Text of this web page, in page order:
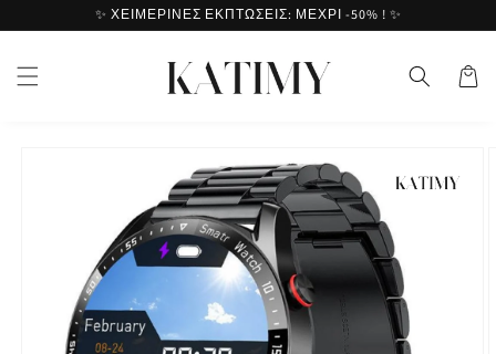
✨ ΧΕΙΜΕΡΙΝΕΣ ΕΚΠΤΩΣΕΙΣ: ΜΕΧΡΙ -50% ! ✨
Καλάθι